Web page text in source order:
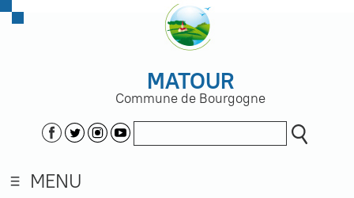
MATOUR
Commune de Bourgogne
MENU